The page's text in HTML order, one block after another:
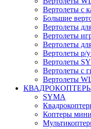
Вертолеты с
Большие
Вертолеты
Вертолеты
Вертолеты
Вертолеты р/
Вертолеты
Вертолеты с
Вертолеты
КВАДРОКОПТЕРЫ
SYMA
Коптеры мини